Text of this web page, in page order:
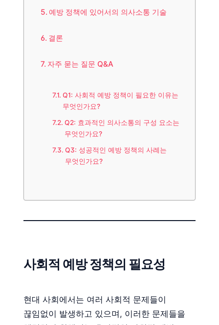
예방 정책에 있어서의 의사소통 기술
결론
자주 묻는 질문 Q&A
Q1: 사회적 예방 정책이 필요한 이유는
무엇인가요?
Q2: 효과적인 의사소통의 구성 요소는
무엇인가요?
Q3: 성공적인 예방 정책의 사례는
무엇인가요?
사회적 예방 정책의 필요성
현대 사회에서는 여러 사회적 문제들이
끊임없이 발생하고 있으며, 이러한 문제들을